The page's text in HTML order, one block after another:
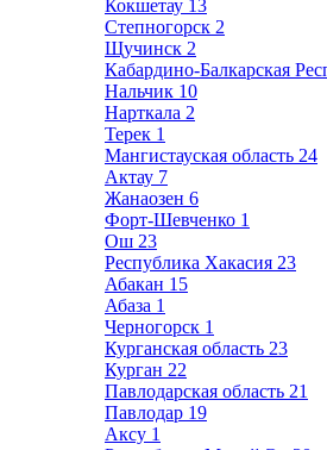
Кокшетау 13
Степногорск 2
Щучинск 2
Кабардино-Балкарская
Нальчик 10
Нарткала 2
Терек 1
Мангистауская область 24
Актау 7
Жанаозен 6
Форт-Шевченко 1
Ош 23
Республика Хакасия 23
Абакан 15
Абаза 1
Черногорск 1
Курганская область 23
Курган 22
Павлодарская область 21
Павлодар 19
Аксу 1